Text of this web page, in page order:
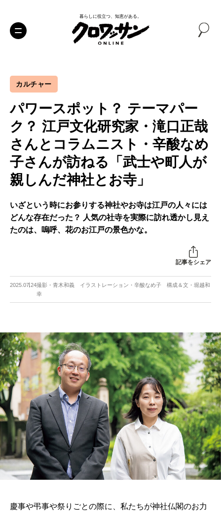
暮らしに役立つ、知恵がある。
カルチャー
パワースポット？ テーマパー
ク？ 江戸文化研究家・滝口正哉
さんとコラムニスト・辛酸なめ
子さんが訪ねる「武士や町人が
親しんだ神社とお寺」
いざという時にお参りする神社やお寺は江戸の人々には
どんな存在だった？ 人気の社寺を実際に訪れ透かし見え
たのは、嗚呼、花のお江戸の景色かな。
記事をシェア
2025.07.24撮影・青木和義 イラストレーション・辛酸なめ子 構成＆文・堀越和
幸
慶事や弔事や祭りごとの際に、私たちが神社仏閣のお力